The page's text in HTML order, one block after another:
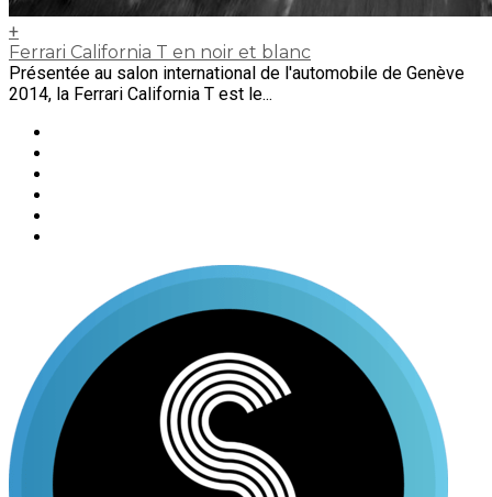
+
Ferrari California T en noir et blanc
Présentée au salon international de l'automobile de Genève
2014, la Ferrari California T est le...